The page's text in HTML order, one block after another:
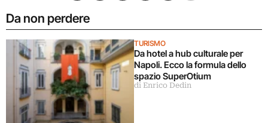
Da non perdere
TURISMO
Da hotel a hub culturale per
Napoli. Ecco la formula dello
spazio SuperOtium
di Enrico Dedin